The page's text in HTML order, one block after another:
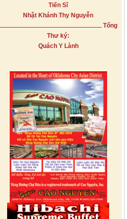
Tiến Sĩ
Nhật Khánh Thy Nguyễn
Tổng
Thư ký:
Quách Y Lành